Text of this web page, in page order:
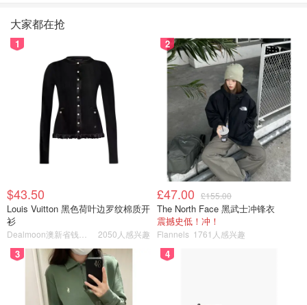
大家都在抢
1
$43.50
Louis Vuitton 黑色荷叶边罗纹棉质开
衫
2050人感兴趣
2
£47.00 £155.00
The North Face 黑武士冲锋衣
震撼史低！冲！
Flannels 1761人感兴趣
3 4